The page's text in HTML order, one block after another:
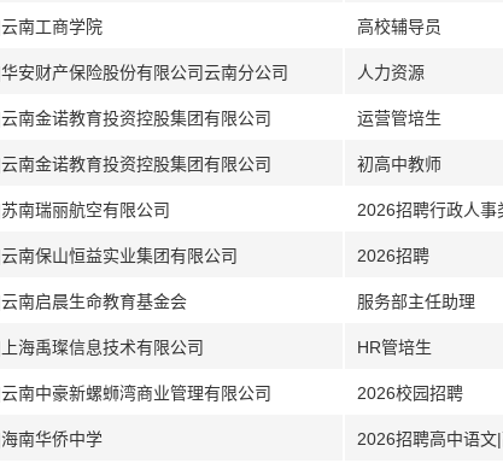
南工商学院 高校辅导员
安财产保险股份有限公司云南分公司 人力资源
南金诺教育投资控股集团有限公司 运营管培生
南金诺教育投资控股集团有限公司 初高中教师
南瑞丽航空有限公司 2026招聘行政人事
南保山恒益实业集团有限公司 2026招聘
南启晨生命教育基金会 服务部主任助理
海禹璨信息技术有限公司 HR管培生
南中豪新螺蛳湾商业管理有限公司 2026校园招聘
南华侨中学